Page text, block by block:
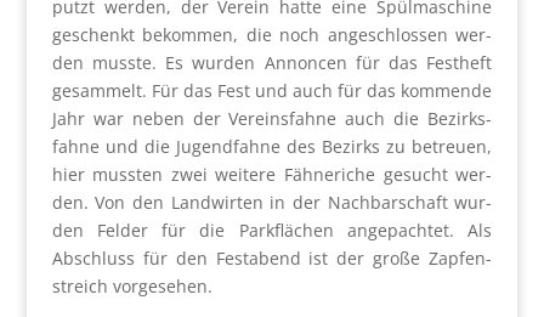
putzt wer­den, der Ver­ein hat­te eine Spül­ma­schi­ne
geschenkt bekom­men, die noch ange­schlos­sen wer­
den muss­te. Es wur­den Annon­cen für das Fest­heft
gesam­melt. Für das Fest und auch für das kom­men­de
Jahr war neben der Ver­eins­fah­ne auch die Bezirks­
fah­ne und die Jugend­fah­ne des Bezirks zu betreu­en,
hier muss­ten zwei wei­te­re Fäh­ne­ri­che gesucht wer­
den. Von den Land­wir­ten in der Nach­bar­schaft wur­
den Fel­der für die Park­flä­chen ange­pach­tet. Als
Abschluss für den Fest­abend ist der gro­ße Zap­fen­
streich vor­ge­se­hen.